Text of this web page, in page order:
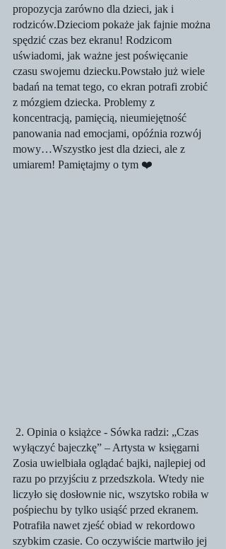
propozycja zarówno dla dzieci, jak i
rodziców.Dzieciom pokaże jak fajnie można
spędzić czas bez ekranu! Rodzicom
uświadomi, jak ważne jest poświęcanie
czasu swojemu dziecku.Powstało już wiele
badań na temat tego, co ekran potrafi zrobić
z mózgiem dziecka. Problemy z
koncentracją, pamięcią, nieumiejętność
panowania nad emocjami, opóźnia rozwój
mowy…Wszystko jest dla dzieci, ale z
umiarem! Pamiętajmy o tym ❤️
2. Opinia o książce - Sówka radzi: „Czas
wyłączyć bajeczkę” – Artysta w księgarni
Zosia uwielbiała oglądać bajki, najlepiej od
razu po przyjściu z przedszkola. Wtedy nie
liczyło się dosłownie nic, wszytsko robiła w
pośpiechu by tylko usiąść przed ekranem.
Potrafiła nawet zjeść obiad w rekordowo
szybkim czasie. Co oczywiście martwiło jej